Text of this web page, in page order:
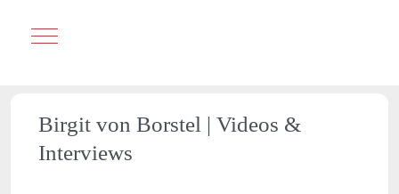
Mobile Menu Toggle
Birgit von Borstel | Videos &
Interviews